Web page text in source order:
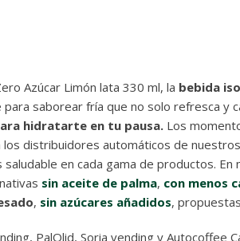
Azúcar Limón lata 330 ml, la bebida
saborear fría que no solo refresca y
hidratarte en tu pausa.Los
los distribuidores automáticos de nuestros
en cada gama de productos.
sin aceite de palma, con menos
, sin azúcares añadidos, propuestas
PalOlid, Soria vending y Autocoffee